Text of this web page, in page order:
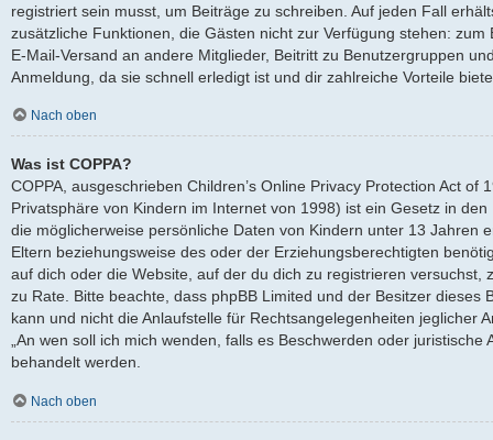
registriert sein musst, um Beiträge zu schreiben. Auf jeden Fall
zusätzliche Funktionen, die Gästen nicht zur Verfügung stehen: zum
E-Mail-Versand an andere Mitglieder, Beitritt zu Benutzergruppen
Anmeldung, da sie schnell erledigt ist und dir zahlreiche Vorteile
Nach oben
Was ist COPPA?
COPPA, ausgeschrieben Children’s Online Privacy Protection Act of
Privatsphäre von Kindern im Internet von 1998) ist ein Gesetz in
die möglicherweise persönliche Daten von Kindern unter 13 Jahren
Eltern beziehungsweise des oder der Erziehungsberechtigten
auf dich oder die Website, auf der du dich zu registrieren versuchst,
zu Rate. Bitte beachte, dass phpBB Limited und der Besitzer dieses
kann und nicht die Anlaufstelle für Rechtsangelegenheiten jeglicher
„An wen soll ich mich wenden, falls es Beschwerden oder juristische
behandelt werden.
Nach oben